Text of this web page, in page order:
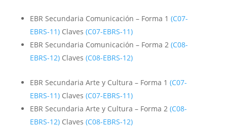
EBR Secundaria Comunicación – Forma 1 (C07-
EBRS-11)Claves (C07-EBRS-11)
EBR Secundaria Comunicación – Forma 2 (C08-
EBRS-12)Claves (C08-EBRS-12)
EBR Secundaria Arte y Cultura – Forma 1 (C07-
EBRS-11)Claves (C07-EBRS-11)
EBR Secundaria Arte y Cultura – Forma 2 (C08-
EBRS-12)Claves (C08-EBRS-12)